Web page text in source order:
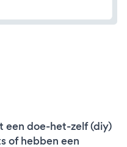
een doe-het-zelf (diy)
of hebben een